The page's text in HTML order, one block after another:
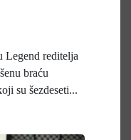
Legend reditelja
braću
su šezdeseti...